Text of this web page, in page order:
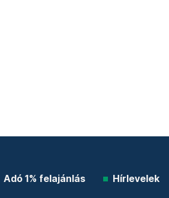
Adó 1% felajánlás Hírlevelek